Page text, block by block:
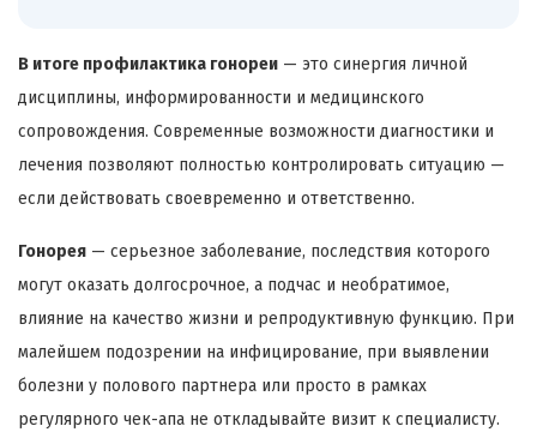
В итоге профилактика гонореи — это синергия личной
дисциплины, информированности и медицинского
сопровождения. Современные возможности диагностики и
лечения позволяют полностью контролировать ситуацию —
если действовать своевременно и ответственно.
Гонорея — серьезное заболевание, последствия которого
могут оказать долгосрочное, а подчас и необратимое,
влияние на качество жизни и репродуктивную функцию. При
малейшем подозрении на инфицирование, при выявлении
болезни у полового партнера или просто в рамках
регулярного чек-апа не откладывайте визит к специалисту.